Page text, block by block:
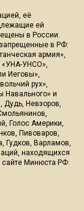
её
ей
в России.
запрещенные в РФ:
армия»,
«УНА-УНСО»,
Иеговы»,
рух»,
Навального» и
Дудь, Невзоров,
Голос Америки,
Пивоваров,
Гудков, Варламов,
находящихся
Минюста РФ.